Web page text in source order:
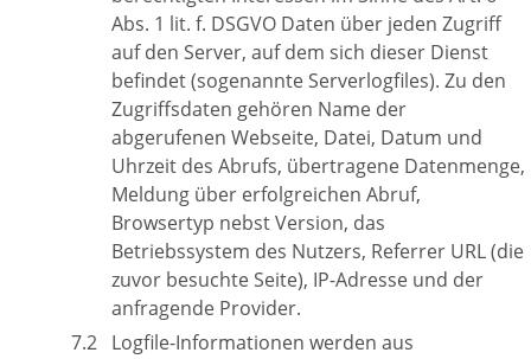
Abs. 1 lit. f. DSGVO Daten über jeden Zugriff
auf den Server, auf dem sich dieser Dienst
befindet (sogenannte Serverlogfiles). Zu den
Zugriffsdaten gehören Name der
abgerufenen Webseite, Datei, Datum und
Uhrzeit des Abrufs, übertragene Datenmenge,
Meldung über erfolgreichen Abruf,
Browsertyp nebst Version, das
Betriebssystem des Nutzers, Referrer URL (die
zuvor besuchte Seite), IP-Adresse und der
anfragende Provider.
Logfile-Informationen werden aus